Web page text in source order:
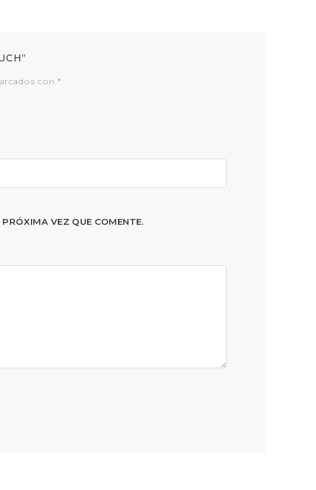
con *
VEZ QUE COMENTE.